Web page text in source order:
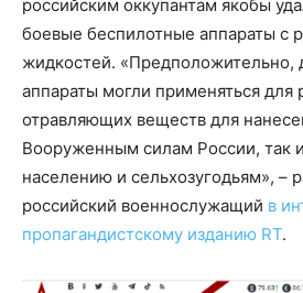
российским оккупантам якобы
боевые беспилотные аппараты с
жидкостей. «Предположительно,
аппараты могли применяться для
отравляющих веществ для
Вооруженным силам России, так
населению и сельхозугодьям», –
российский военнослужащий в
пропагандистскому изданию RT.